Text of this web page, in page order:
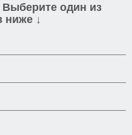
один из
ниже ↓